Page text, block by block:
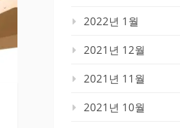
2022년 1월
2021년 12월
2021년 11월
2021년 10월